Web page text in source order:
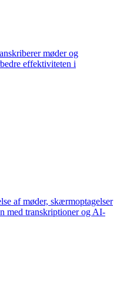
møder og
effektiviteten i
af møder, skærmoptagelser
med transkriptioner og AI-